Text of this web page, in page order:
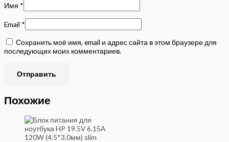
Имя *
Email *
Сохранить моё имя, email и адрес сайта в этом браузере для
последующих моих комментариев.
Похожие